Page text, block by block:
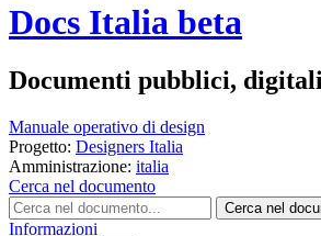
Docs Italia beta
Documenti pubblici,
Manuale operativo di design
Progetto: Designers Italia
Amministrazione: italia
Cerca nel documento
Cerca nel
Informazioni